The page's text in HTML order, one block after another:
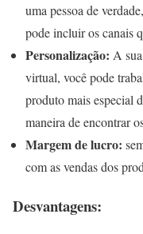
uma pessoa de
pode incluir os canais
Personalização: A
virtual, você pode
produto mais especial
maneira de encontrar
Margem de lucro:
com as vendas dos
Desvantagens: